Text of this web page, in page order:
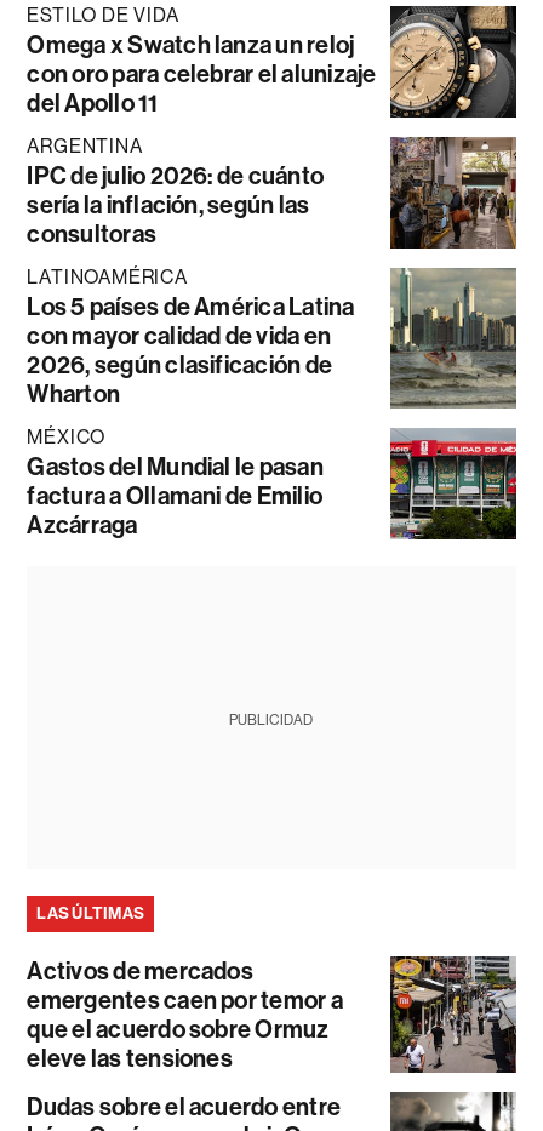
ESTILO DE VIDA
Omega x Swatch lanza un reloj
con oro para celebrar el alunizaje
del Apollo 11
ARGENTINA
IPC de julio 2026: de cuánto
sería la inflación, según las
consultoras
LATINOAMÉRICA
Los 5 países de América Latina
con mayor calidad de vida en
2026, según clasificación de
Wharton
MÉXICO
Gastos del Mundial le pasan
factura a Ollamani de Emilio
Azcárraga
PUBLICIDAD
LAS ÚLTIMAS
Activos de mercados
emergentes caen por temor a
que el acuerdo sobre Ormuz
eleve las tensiones
Dudas sobre el acuerdo entre